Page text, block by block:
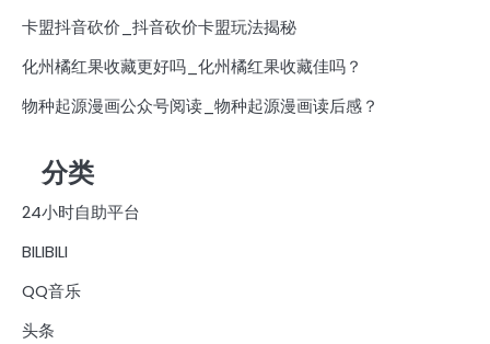
卡盟抖音砍价_抖音砍价卡盟玩法揭秘
化州橘红果收藏更好吗_化州橘红果收藏佳吗？
物种起源漫画公众号阅读_物种起源漫画读后感？
分类
24小时自助平台
BILIBILI
QQ音乐
头条